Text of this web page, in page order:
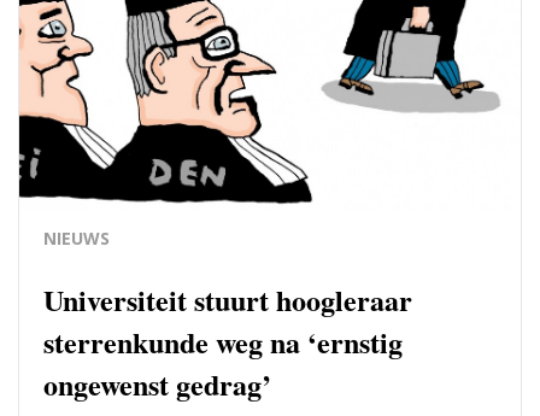
NIEUWS
Universiteit stuurt hoogleraar
sterrenkunde weg na ‘ernstig
ongewenst gedrag’